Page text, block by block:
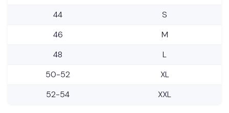
44
S
46
M
48
L
50-52
XL
52-54
XXL